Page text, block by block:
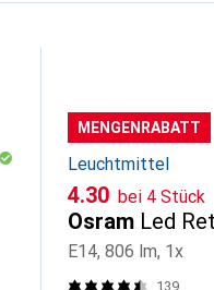
MENGENRABATT
Leuchtmittel
CHF
4.30 bei 4 Stück
Osram Led
E14, 806 lm, 1x
139